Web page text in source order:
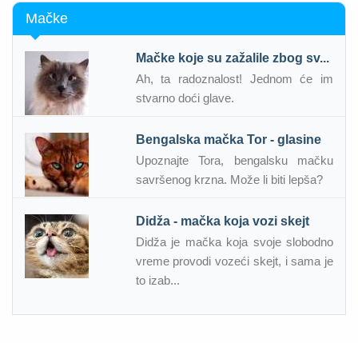
Mačke
Mačke koje su zažalile zbog sv...
Ah, ta radoznalost! Jednom će im
stvarno doći glave.
Bengalska mačka Tor - glasine
Upoznajte Tora, bengalsku mačku
savršenog krzna. Može li biti lepša?
Didža - mačka koja vozi skejt
Didža je mačka koja svoje slobodno
vreme provodi vozeći skejt, i sama je
to izab...